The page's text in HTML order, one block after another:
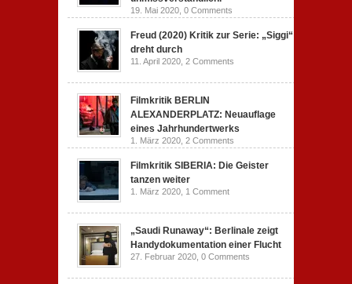
19. Mai 2020, 0 Comments
Freud (2020) Kritik zur Serie: „Siggi“
dreht durch
11. April 2020, 2 Comments
Filmkritik BERLIN
ALEXANDERPLATZ: Neuauflage
eines Jahrhundertwerks
1. März 2020, 2 Comments
Filmkritik SIBERIA: Die Geister
tanzen weiter
1. März 2020, 1 Comment
„Saudi Runaway“: Berlinale zeigt
Handydokumentation einer Flucht
27. Februar 2020, 0 Comments